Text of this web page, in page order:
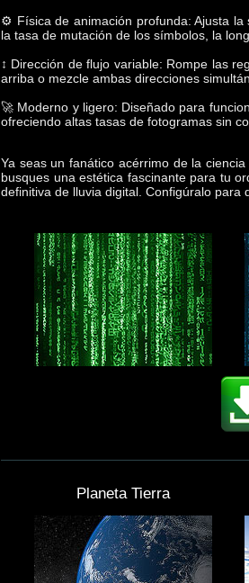
⚙️ Física de animación profunda: Ajusta la
la tasa de mutación de los símbolos, la
↕️ Dirección de flujo variable: Rompe las
arriba o mezcle ambas direcciones
🚀 Moderno y ligero: Diseñado para
ofreciendo altas tasas de fotogramas sin
Ya seas un fanático acérrimo de la
busques una estética fascinante para tu
definitiva de lluvia digital. Configúralo para
Planeta Tierra